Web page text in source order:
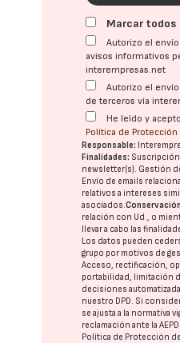
Marcar todos
Autorizo el
avisos informativos
interempresas.net
Autorizo el
de terceros vía
He leído y
Política de Protección
Responsable:
Finalidades: Suscripción
newsletter(s). Gestión
Envío de emails
relativos a intereses
asociados.
relación con Ud., o
llevar a cabo las
Los datos pueden
grupo por motivos de
Acceso, rectificación,
portabilidad, limitación
decisiones
nuestro DPD. Si
se ajusta a la normativa
reclamación ante laAEPD
Política de Protección